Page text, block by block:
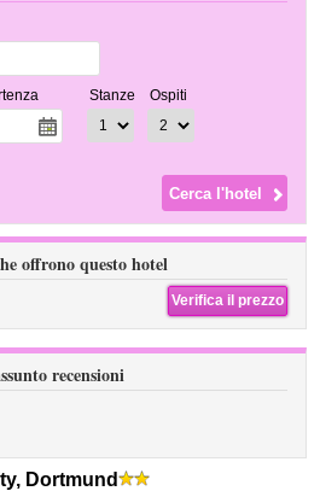
Stanze Ospiti
offrono questo hotel
Verifica il prezzo
recensioni
Dortmund